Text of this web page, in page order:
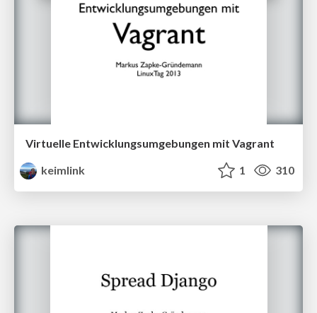
Virtuelle Entwicklungsumgebungen mit Vagrant
keimlink
1 310